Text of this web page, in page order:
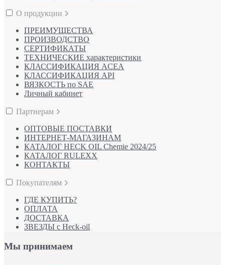
О продукции
ПРЕИМУЩЕСТВА
ПРОИЗВОДСТВО
СЕРТИФИКАТЫ
ТЕХНИЧЕСКИЕ характеристики
КЛАССИФИКАЦИЯ ACEA
КЛАССИФИКАЦИЯ API
ВЯЗКОСТЬ по SAE
Личный кабинет
Партнерам
ОПТОВЫЕ ПОСТАВКИ
ИНТЕРНЕТ-МАГАЗИНАМ
КАТАЛОГ HECK OIL Chemie 2024/25
КАТАЛОГ RULEXX
КОНТАКТЫ
Покупателям
ГДЕ КУПИТЬ?
ОПЛАТА
ДОСТАВКА
ЗВЕЗДЫ с Heck-oil
Мы принимаем